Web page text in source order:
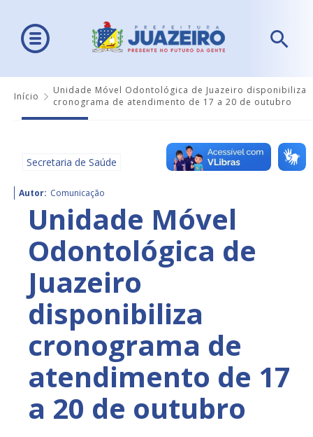
Início
Unidade Móvel Odontológica de Juazeiro disponibiliza
cronograma de atendimento de 17 a 20 de outubro
Secretaria de Saúde
Autor: Comunicação
Unidade Móvel
Odontológica de
Juazeiro
disponibiliza
cronograma de
atendimento de 17
a 20 de outubro